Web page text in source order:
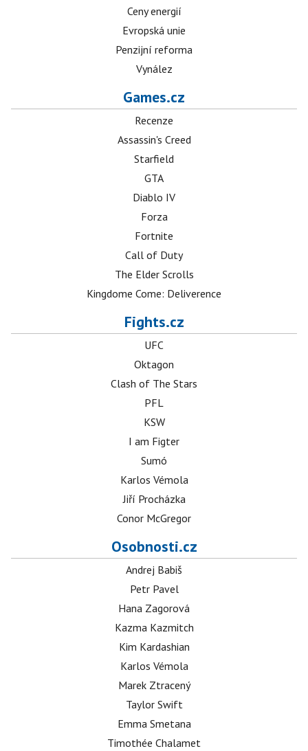
Ceny energií
Evropská unie
Penzijní reforma
Vynález
Games.cz
Recenze
Assassin's Creed
Starfield
GTA
Diablo IV
Forza
Fortnite
Call of Duty
The Elder Scrolls
Kingdome Come: Deliverence
Fights.cz
UFC
Oktagon
Clash of The Stars
PFL
KSW
I am Figter
Sumó
Karlos Vémola
Jiří Procházka
Conor McGregor
Osobnosti.cz
Andrej Babiš
Petr Pavel
Hana Zagorová
Kazma Kazmitch
Kim Kardashian
Karlos Vémola
Marek Ztracený
Taylor Swift
Emma Smetana
Timothée Chalamet